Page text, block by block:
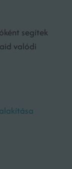
segítek
valódi